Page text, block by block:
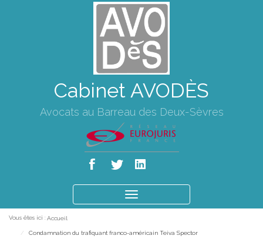
Cabinet AVODÈS
Avocats au Barreau des Deux-Sèvres
le
Vous êtes ici : Accueil
Condamnation du trafiquant franco-américain Teiva Spector